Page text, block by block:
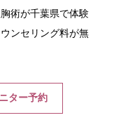
術が千葉県で体験
ンセリング料が無
ター予約